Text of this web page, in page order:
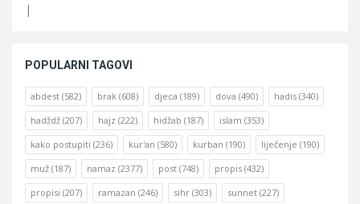
|
POPULARNI TAGOVI
abdest (582) brak (608) djeca (189) dova (490) hadis (340)
hadždž (207) hajz (222) hidžab (187) islam (353)
kako postupiti (236) kur'an (580) kurban (190) liječenje (190)
muž (187) namaz (2377) post (748) propis (432)
propisi (207) ramazan (246) sihr (303) sunnet (227)